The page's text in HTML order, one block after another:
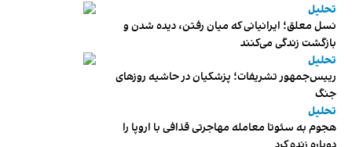
تحلیل
نسل معلق؛ ایرانیانی که میان رفتن، دیده شدن و
بازگشت زندگی می‌کنند
تحلیل
رییس‌جمهور تشریفات؛ پزشکیان در حاشیه روزهای
جنگ
تحلیل
هجوم به سئوتا معامله مهاجرتی قذافی با اروپا را